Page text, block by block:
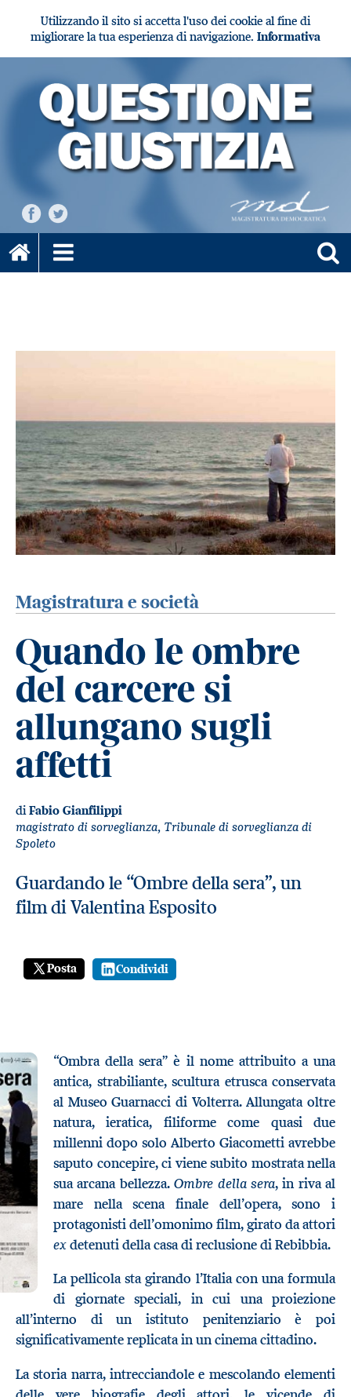
Utilizzando il sito si accetta l'uso dei cookie al fine di
migliorare la tua esperienza di navigazione. Informativa
Magistratura e società
Quando le ombre
del carcere si
allungano sugli
affetti
diFabio Gianfilippi
magistrato di sorveglianza, Tribunale di sorveglianza di
Spoleto
Guardando le “Ombre della sera”, un
film di Valentina Esposito
Posta Condividi
“Ombra della sera” è il nome attribuito a una
antica, strabiliante, scultura etrusca conservata
al Museo Guarnacci di Volterra. Allungata oltre
natura, ieratica, filiforme come quasi due
millenni dopo solo Alberto Giacometti avrebbe
saputo concepire, ci viene subito mostrata nella
sua arcana bellezza.Ombre della sera, in riva al
mare nella scena finale dell’opera, sono i
protagonisti dell’omonimo film, girato da attori
exdetenuti della casa di reclusione di Rebibbia.
La pellicola sta girando l’Italia con una formula
di giornate speciali, in cui una proiezione
all’interno di un istituto penitenziario è poi
significativamente replicata in un cinema cittadino.
La storia narra, intrecciandole e mescolando elementi